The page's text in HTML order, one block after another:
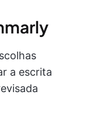
a escrita